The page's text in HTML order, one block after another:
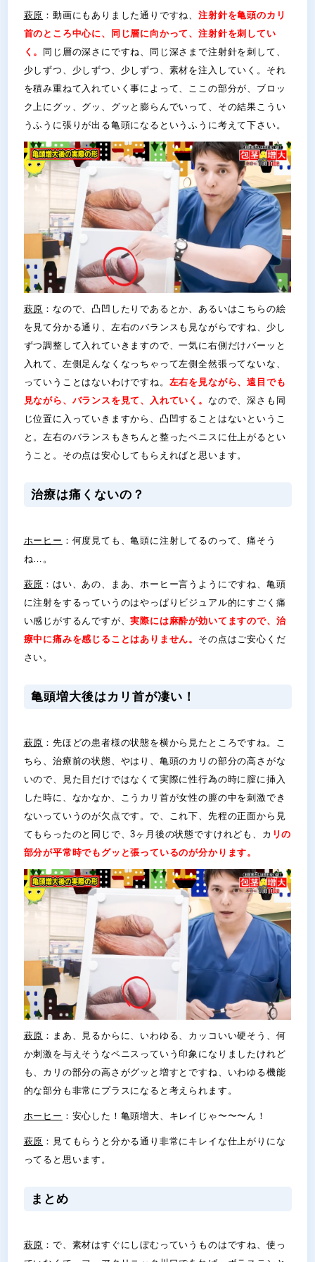
萩原 ：動画にもありました通りですね、注射針を亀頭のカリ
首のところ中心に、同じ層に向かって、注射針を刺してい
く。
同じ層の深さにですね、同じ深さまで注射針を刺して、
少しずつ、少しずつ、少しずつ、素材を注入していく。それ
を積み重ねて入れていく事によって、ここの部分が、ブロッ
ク上にグッ、グッ、グッと膨らんでいって、その結果こうい
うふうに張りが出る亀頭になるというふうに考えて下さい。
萩原 ：なので、凸凹したりであるとか、あるいはこちらの絵
を見て分かる通り、左右のバランスも見ながらですね、少し
ずつ調整して入れていきますので、一気に右側だけバーッと
入れて、左側足んなくなっちゃって左側全然張ってないな、
っていうことはないわけですね。 左右を見ながら、遠目でも
見ながら、バランスを見て、入れていく。 なので、深さも同
じ位置に入っていきますから、凸凹することはないというこ
と。左右のバランスもきちんと整ったペニスに仕上がるとい
うこと。その点は安心してもらえればと思います。
治療は痛くないの？
ホーヒー ：何度見ても、亀頭に注射してるのって、痛そう
ね…。
萩原 ：はい、あの、まあ、ホーヒー言うようにですね、亀頭
に注射をするっていうのはやっぱりビジュアル的にすごく痛
い感じがするんですが、実際には麻酔が効いてますので、治
療中に痛みを感じることはありません。 その点はご安心くだ
さい。
亀頭増大後はカリ首が凄い！
萩原 ：先ほどの患者様の状態を横から見たところですね。こ
ちら、治療前の状態、やはり、亀頭のカリの部分の高さがな
いので、見た目だけではなくて実際に性行為の時に膣に挿入
した時に、なかなか、こうカリ首が女性の膣の中を刺激でき
ないっていうのが欠点です。で、これ下、先程の正面から見
てもらったのと同じで、3ヶ月後の状態ですけれども、カ リの
部分が平常時でもグッと張っているのが分かります。
萩原 ：まあ、見るからに、いわゆる、カッコいい硬そう、何
か刺激を与えそうなペニスっていう印象になりましたけれど
も、カリの部分の高さがグッと増すとですね、いわゆる機能
的な部分も非常にプラスになると考えられます。
ホーヒー ：安心した！亀頭増大、キレイじゃ〜〜〜ん！
萩原 ：見てもらうと分かる通り非常にキレイな仕上がりにな
ってると思います。
まとめ
萩原 ：で、素材はすぐにしぼむっていうものはですね、使っ